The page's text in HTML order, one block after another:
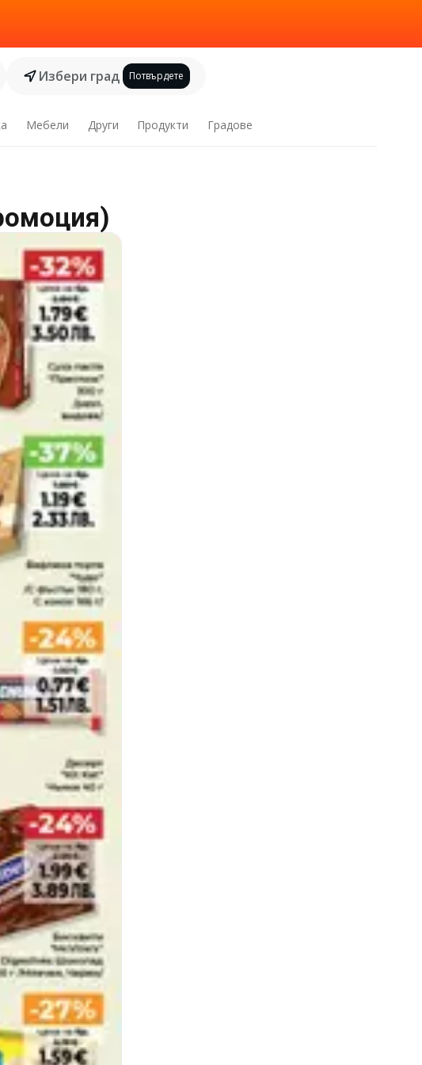
Избери град Потвърдете
Мебели Други Продукти Градове